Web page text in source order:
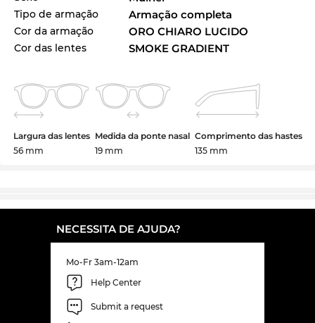
Tipo de armação Armação completa
Cor da armação ORO CHIARO LUCIDO
Cor das lentes SMOKE GRADIENT
Largura das lentes
56 mm
Medida da ponte nasal
19 mm
Comprimento das hastes
135 mm
NECESSITA DE AJUDA?
Mo-Fr 3am-12am
Help Center
Submit a request